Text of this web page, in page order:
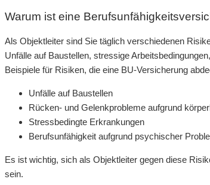
Warum ist eine
Als Objektleiter sind Sie täglich verschiedenen
Unfälle auf Baustellen, stressige
Beispiele für Risiken, die eine BU-Versicherung
Unfälle auf Baustellen
Rücken- und Gelenkprobleme aufgrund
Stressbedingte Erkrankungen
Berufsunfähigkeit aufgrund psychischer
Es ist wichtig, sich als Objektleiter gegen diese
sein.